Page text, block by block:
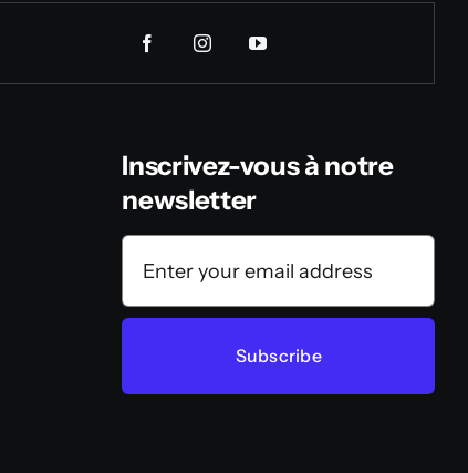
Inscrivez-vous à notre
newsletter
Subscribe